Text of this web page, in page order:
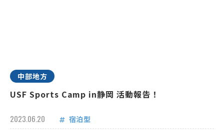
中部地方
USF Sports Camp in静岡 活動報告！
2023.06.20 宿泊型